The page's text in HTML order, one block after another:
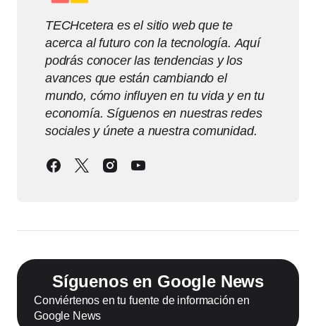
TECHcetera es el sitio web que te
acerca al futuro con la tecnología. Aquí
podrás conocer las tendencias y los
avances que están cambiando el
mundo, cómo influyen en tu vida y en tu
economía. Síguenos en nuestras redes
sociales y únete a nuestra comunidad.
Síguenos en Google News
Conviértenos en tu fuente de información en
Google News